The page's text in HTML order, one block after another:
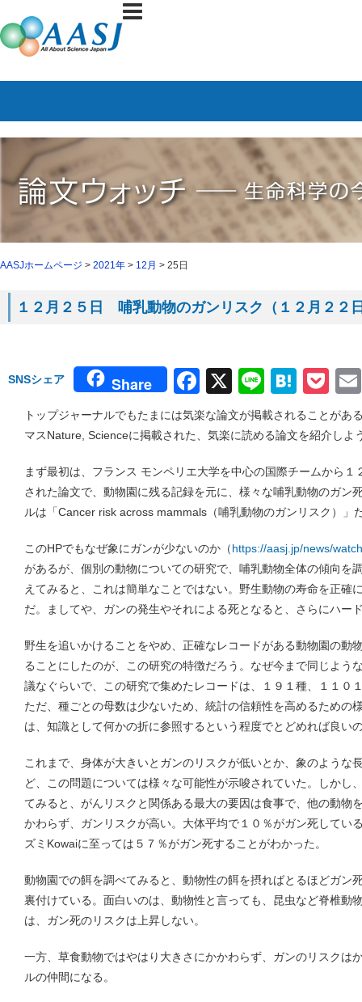
AASJホームページ > 2021年 > 12月 > 25日
１２月２５日 哺乳動物のガンリスク（１２月２２
SNSシェア Share Facebook
X Line
トップジャーナルでもたまには気楽な論文が掲載されることがあ
マスNature, Scienceに掲載された、気楽に読める論文を紹介しよ
まず最初は、フランス モンペリエ大学を中心の国際チームから
された論文で、動物園に残る記録を元に、様々な哺乳動物のガン
ルは「Cancer risk across mammals（哺乳動物のガンリスク）」
このHPでもなぜ象にガンが少ないのか（https://aasj.jp/news/
があるが、個別の動物についての研究で、哺乳動物全体の傾向を
えてみると、これは簡単なことではない。野生動物の寿命を正確
だ。ましてや、ガンの発生やそれによる死となると、さらにハー
野生を追いかけることをやめ、正確なレコードがある動物園の動
ることにしたのが、この研究の特徴だろう。なぜ今まで同じよう
議なぐらいで、この研究で集めたレコードは、１９１種、１１０
ただ、種ごとの母数は少ないため、統計の信頼性を高めるための
は、知識として何かの折に参照するという程度でとどめれば良い
これまで、身体が大きいとガンのリスクが低いとか、象のような
ど、この問題については様々な可能性が示唆されていた。しかし
てみると、がんリスクと関係ある最大の要因は食事で、他の動物
かわらず、ガンリスクが高い。大体平均で１０％がガン死してい
ズミKowaiに至っては５７％がガン死することがわかった。
動物園での餌を調べてみると、動物性の餌を摂ればとるほどガン
裏付けている。面白いのは、動物性と言っても、昆虫など脊椎動
は、ガン死のリスクは上昇しない。
一方、草食動物ではやはり大きさにかかわらず、ガンのリスクは
ルの仲間になる。